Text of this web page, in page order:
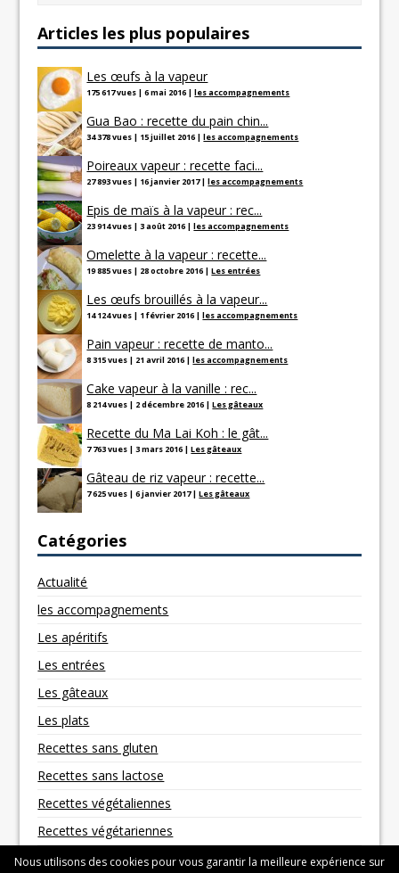
Articles les plus populaires
Les œufs à la vapeur
175 617 vues |6 mai 2016 |les accompagnements
Gua Bao : recette du pain chin...
34 378 vues | 15 juillet 2016 |les accompagnements
Poireaux vapeur : recette faci...
27 893 vues | 16 janvier 2017|les accompagnements
Epis de maïs à la vapeur : rec...
23 914 vues |3 août 2016 |les accompagnements
Omelette à la vapeur : recette...
19 885 vues | 28 octobre 2016 |Les entrées
Les œufs brouillés à la vapeur...
14 124 vues | 1 février 2016 |les accompagnements
Pain vapeur : recette de manto...
8 315 vues | 21 avril 2016 |les accompagnements
Cake vapeur à la vanille : rec...
8 214 vues | 2 décembre 2016 |Les gâteaux
Recette du Ma Lai Koh : le gât...
7 763 vues |3 mars 2016 |Les gâteaux
Gâteau de riz vapeur : recette...
7 625 vues |6 janvier 2017|Les gâteaux
Catégories
Actualité
les accompagnements
Les apéritifs
Les entrées
Les gâteaux
Les plats
Recettes sans gluten
Recettes sans lactose
Recettes végétaliennes
Recettes végétariennes
Nous utilisons des cookies pour vous garantir la meilleure expérience sur